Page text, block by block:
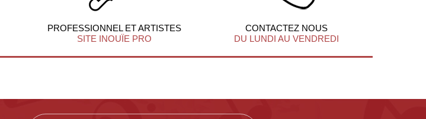
PROFESSIONNEL ET ARTISTES
SITE INOUÏE PRO
CONTACTEZ NOUS
DU LUNDI AU VENDREDI